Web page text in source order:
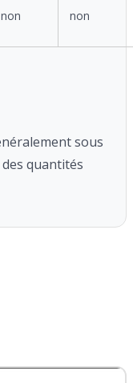
non non
sous
quantités